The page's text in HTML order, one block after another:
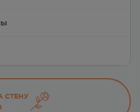
СТЕНУ